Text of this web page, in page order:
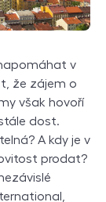
v
že zájem o
však hovoří
dost.
A kdy je v
prodat?